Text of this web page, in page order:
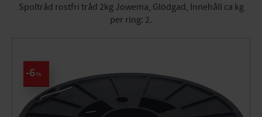
Spoltråd rostfri tråd 2kg Jowema, Glödgad, Innehåll ca kg
per ring: 2.
6%